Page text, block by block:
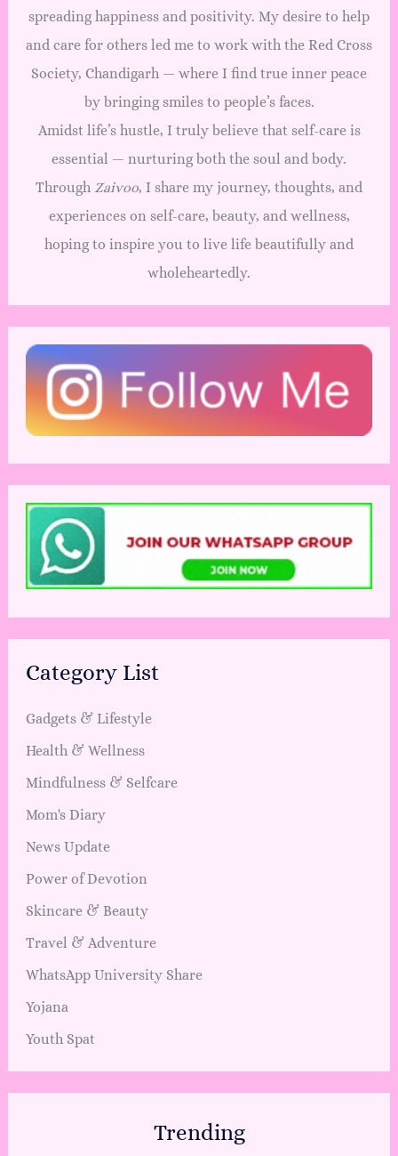
spreading happiness and positivity. My desire to help
and care for others led me to work with the Red Cross
Society, Chandigarh — where I find true inner peace
by bringing smiles to people’s faces.
Amidst life’s hustle, I truly believe that self-care is
essential — nurturing both the soul and body.
Through Zaivoo, I share my journey, thoughts, and
experiences on self-care, beauty, and wellness,
hoping to inspire you to live life beautifully and
wholeheartedly.
Category List
Gadgets & Lifestyle
Health & Wellness
Mindfulness & Selfcare
Mom's Diary
News Update
Power of Devotion
Skincare & Beauty
Travel & Adventure
WhatsApp University Share
Yojana
Youth Spat
Trending